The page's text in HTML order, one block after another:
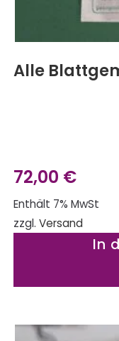
Alle
72,00 €
Enthält 7% MwSt
zzgl. Versand
In